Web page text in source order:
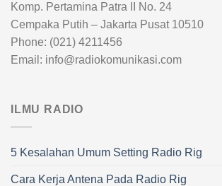
Komp. Pertamina Patra II No. 24
Cempaka Putih – Jakarta Pusat 10510
Phone: (021) 4211456
Email: info@radiokomunikasi.com
ILMU RADIO
5 Kesalahan Umum Setting Radio Rig
Cara Kerja Antena Pada Radio Rig